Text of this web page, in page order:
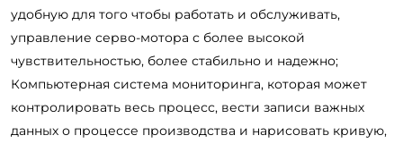
удобную для того чтобы работать и обслуживать,
управление серво-мотора с более высокой
чувствительностью, более стабильно и надежно;
Компьютерная система мониторинга, которая может
контролировать весь процесс, вести записи важных
данных о процессе производства и нарисовать кривую,